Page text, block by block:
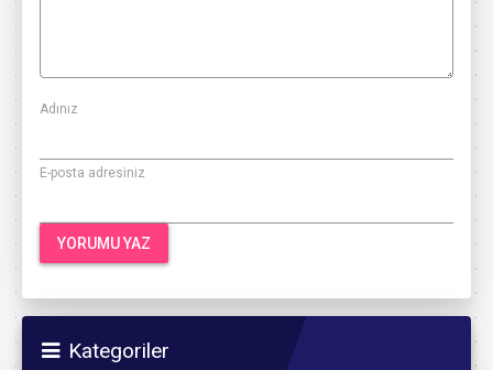
Adınız
E-posta adresiniz
Kategoriler